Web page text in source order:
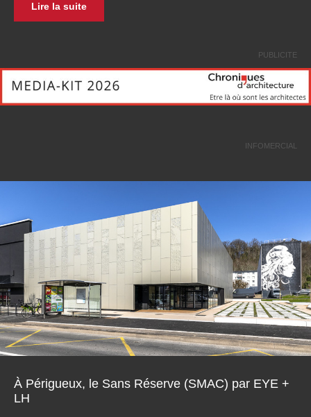
Lire la suite
PUBLICITE
INFOMERCIAL
À Périgueux, le Sans Réserve (SMAC) par EYE +
LH